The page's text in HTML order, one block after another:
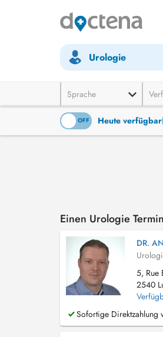
Urologie
Sprache
OFF Heute verfügbar
ON
Einen Urologie
DR.
5, Rue
2540
Sofortige Direktzahlung